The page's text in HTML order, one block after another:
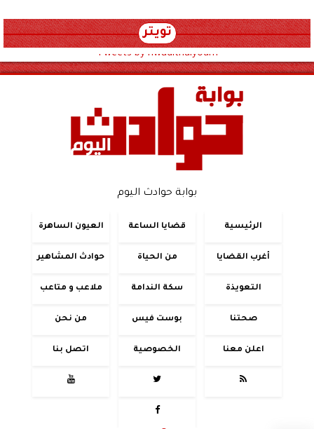
تويتر
Tweets by hwadithalyoum
بوابة حوادث اليوم
الرئيسية قضايا الساعة العيون الساهرة
أغرب القضايا من الحياة حوادث المشاهير
التعويذة سكة الندامة ملاعب و متاعب
صحتنا بوست فيس من نحن
اعلن معنا الخصوصية اتصل بنا



